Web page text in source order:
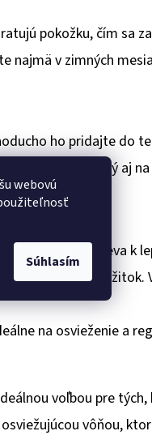
webovú
Súhlasím
pokožku, čím sa
najmä v zimných
ho pridajte do
môže byť použitý aj
čím prispieva k
wellness
na osvieženie a
voľbou pre
vôňou,